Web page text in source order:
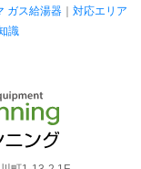
ガス給湯器｜ 対応エリア
識